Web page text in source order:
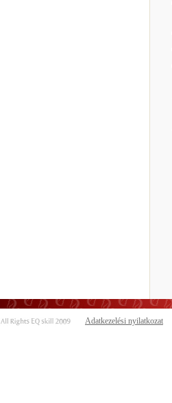
Adatkezelési nyilatkozat